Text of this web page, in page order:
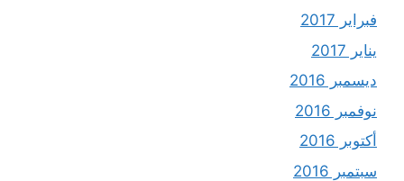
فبراير 2017
يناير 2017
ديسمبر 2016
نوفمبر 2016
أكتوبر 2016
سبتمبر 2016